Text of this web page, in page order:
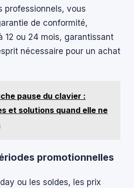
professionnels, vous
de conformité,
12 ou 24 mois, garantissant
nécessaire pour un achat
pause du clavier :
et solutions quand elle ne
promotionnelles
ou les soldes, les prix